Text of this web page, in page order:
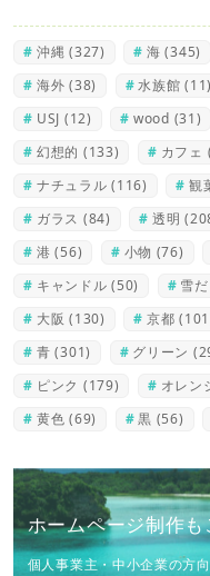
沖縄 (327) 海 (345)
海外 (38) 水族館 (11)
USJ (12) wood (31)
幻想的 (133) カフェ
ナチュラル (116) 観
ガラス (84) 透明
港 (56) 小物 (76)
キャンドル (50) 雪
大阪 (130) 京都
青 (301) グリーン
ピンク (179) オレン
黄色 (69) 黒 (56)
ホームページ制作
個人事業主・中小企業の方